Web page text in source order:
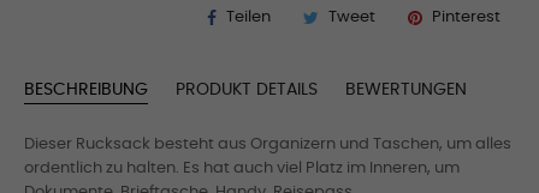
Teilen Tweet Pinterest
BESCHREIBUNG PRODUKT DETAILS BEWERTUNGEN
Dieser Rucksack besteht aus Organizern und Taschen, um alles
ordentlich zu halten. Es hat auch viel Platz im Inneren, um